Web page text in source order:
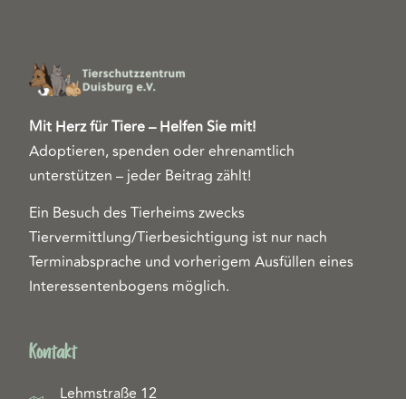
Mit Herz für Tiere – Helfen Sie mit!
Adoptieren, spenden oder ehrenamtlich
unterstützen – jeder Beitrag zählt!
Ein Besuch des Tierheims zwecks
Tiervermittlung/Tierbesichtigung ist nur nach
Terminabsprache und vorherigem Ausfüllen eines
Interessentenbogens möglich.
Kontakt
Lehmstraße 12